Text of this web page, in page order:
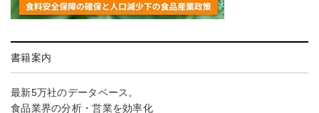
書籍案内
最新5万社のデータベース。
食品業界の分析・営業を効率化